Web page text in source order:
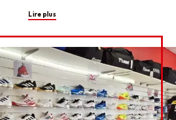
Lire plus